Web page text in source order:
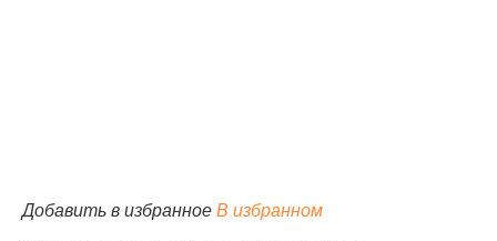
Добавить в избранное В избранном